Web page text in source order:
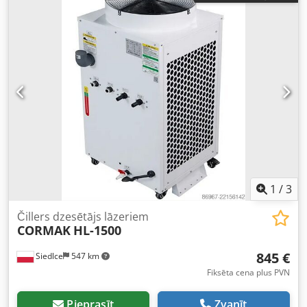
pasaulē - Atbalsts iekraušanā, eksporta dokumentācijas
sagatavošanā un loģistikas koordinācijā Saņemiet
detalizētu konsultāciju. Pēc pieprasījuma varam
nekavējoties nodrošināt fotogrāfijas, video un pilnu
testēšanas ziņojumu.
2 850 mm, garantijas ilgums:6 mēneši
dzesētājs un iztvaicinātājs CX siltumsūkņa sistēmā Güntner
S-GGDV CD 090.1 DE/2C-E-44 Gāzes dzesētāja jauda: 895,0
kW Iztvaicinātāja jauda: 465,0 kW Aukstuma nesēja
temperatūra: ieplūde 120,0 °C — izplūde 37,0 °C (gāzes
dzesētājs) Iztvaikošanas temperatūra: -2,0 °C
(iztvaicinātājs) Gaisa plūsma: 216092 m³/h Cedpfozqui Eox
Am Usrf Ventilatori: 24 gab., EC, 3~400V, 50-60 Hz
Caurules: vara / Reibes: ar epoksīda pārklājumu
Siltumapmaiņas virsma: 4839,5 m² Maksimālais darba
spiediens: 130,0 bar Izmēri: 12,96 x 2,4 x 2,85 m Svars:
apm. 6525 kg Stāvoklis: izmantots testēšanai.
1 /3
Siedlce 547 km
Čillers dzesētājs lāzeriem
CORMAK HL-1500
845 €
Fiksēta cena plus PVN